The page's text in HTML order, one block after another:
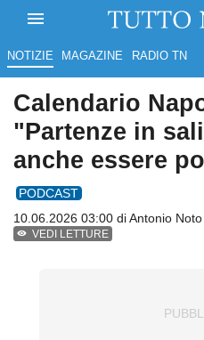
NOTIZIE MAGAZINE RADIO TN
Calendario
"Partenze in
anche essere
PODCAST
10.06.2026 03:00 diAntonio Noto
VEDI LETTURE